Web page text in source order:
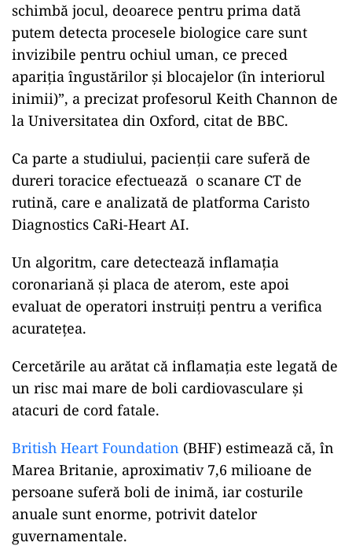
schimbă jocul, deoarece pentru prima dată
putem detecta procesele biologice care sunt
invizibile pentru ochiul uman, ce preced
apariția îngustărilor și blocajelor (în interiorul
inimii)”, a precizat profesorul Keith Channon de
la Universitatea din Oxford, citat de BBC.
Ca parte a studiului, pacienții care suferă de
dureri toracice efectuează o scanare CT de
rutină, care e analizată de platforma Caristo
Diagnostics CaRi-Heart AI.
Un algoritm, care detectează inflamația
coronariană și placa de aterom, este apoi
evaluat de operatori instruiți pentru a verifica
acuratețea.
Cercetările au arătat că inflamația este legată de
un risc mai mare de boli cardiovasculare și
atacuri de cord fatale.
British Heart Foundation (BHF) estimează că, în
Marea Britanie, aproximativ 7,6 milioane de
persoane suferă boli de inimă, iar costurile
anuale sunt enorme, potrivit datelor
guvernamentale.